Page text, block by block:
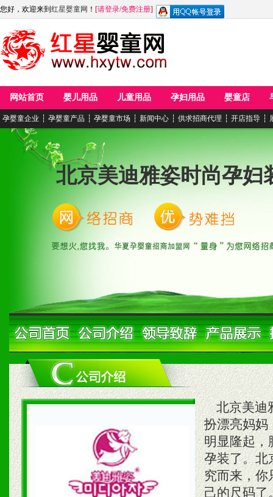
您好，欢迎来到 红星婴童网 ！ [请登录/免费注册]
网站首页 婴儿用品 儿童用品 孕妇用品 婴童店
孕婴童企业 ┆ 孕婴童产品 ┆ 孕婴童市场 ┆ 新闻中心 ┆ 供求招商代理 ┆ 开店指导 ┆
北京美迪雅姿时尚孕妇
北京美迪
扮漂亮妈妈
明显隆起，
孕装了。北
究而来，你
己的尺码了